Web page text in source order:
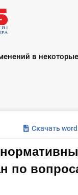
в
Скачать word
по